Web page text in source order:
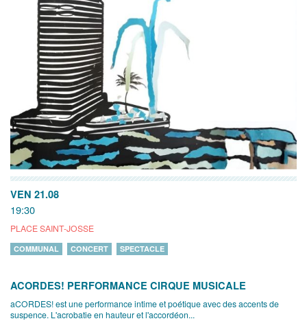
VEN 21.08
19:30
PLACE SAINT-JOSSE
COMMUNAL CONCERT SPECTACLE
ACORDES! PERFORMANCE CIRQUE MUSICALE
aCORDES! est une performance intime et poétique avec des accents de
suspence. L'acrobatie en hauteur et l'accordéon...